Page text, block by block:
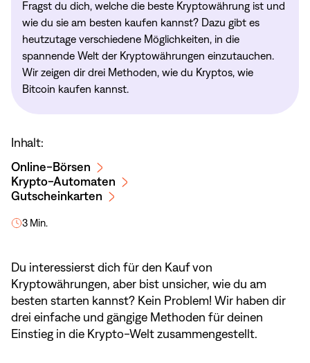
Inhalt:
Online-Börsen
Krypto-Automaten
Gutscheinkarten
3 Min.
Fragst du dich, welche die beste Kryptowährung ist und
wie du sie am besten kaufen kannst? Dazu gibt es
heutzutage verschiedene Möglichkeiten, in die
spannende Welt der Kryptowährungen einzutauchen.
Wir zeigen dir drei Methoden, wie du Kryptos, wie
Bitcoin kaufen kannst.
Du interessierst dich für den Kauf von
Kryptowährungen, aber bist unsicher, wie du am
besten starten kannst? Kein Problem! Wir haben dir
drei einfache und gängige Methoden für deinen
Einstieg in die Krypto-Welt zusammengestellt.